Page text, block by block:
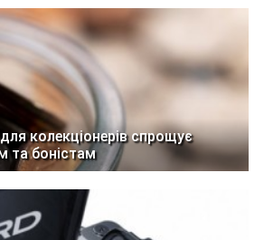
колекціонерів спрощує
та боністам